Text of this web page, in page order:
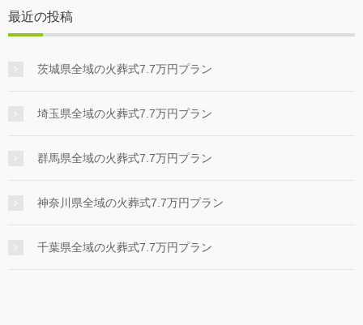
最近の投稿
茨城県全域の火葬式7.7万円プラン
埼玉県全域の火葬式7.7万円プラン
群馬県全域の火葬式7.7万円プラン
神奈川県全域の火葬式7.7万円プラン
千葉県全域の火葬式7.7万円プラン